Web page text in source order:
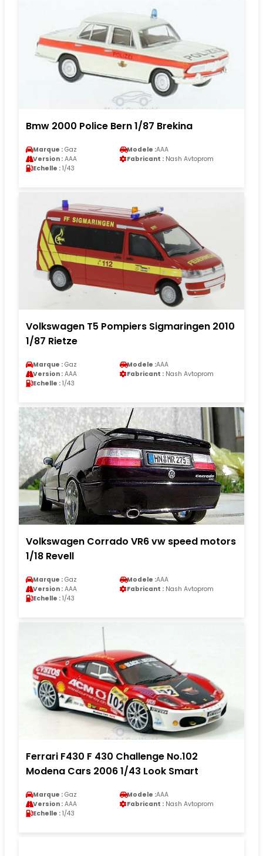
Bmw 2000 Police Bern 1/87 Brekina
Marque : Gaz Modele :AAA
Version : AAA Fabricant : Nash Avtoprom
Echelle : 1/43
Volkswagen T5 Pompiers Sigmaringen 2010
1/87 Rietze
Marque : Gaz Modele :AAA
Version : AAA Fabricant : Nash Avtoprom
Echelle : 1/43
Volkswagen Corrado VR6 vw speed motors
1/18 Revell
Marque : Gaz Modele :AAA
Version : AAA Fabricant : Nash Avtoprom
Echelle : 1/43
Ferrari F430 F 430 Challenge No.102
Modena Cars 2006 1/43 Look Smart
Marque : Gaz Modele :AAA
Version : AAA Fabricant : Nash Avtoprom
Echelle : 1/43